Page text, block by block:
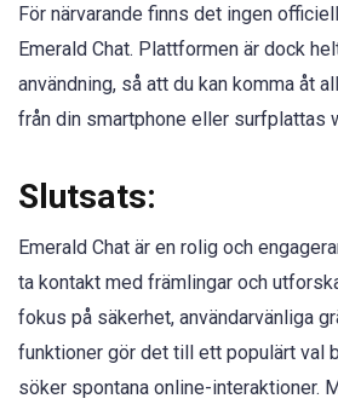
För närvarande finns det ingen
Emerald Chat. Plattformen är dock
användning, så att du kan komma åt
från din smartphone eller surfplattas
Slutsats:
Emerald Chat är en rolig och
ta kontakt med främlingar och
fokus på säkerhet, användarvänliga
funktioner gör det till ett populärt val
söker spontana online-interaktioner.